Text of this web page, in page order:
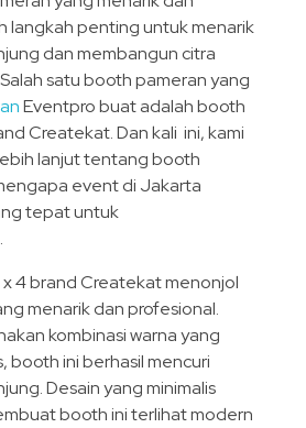
langkah penting untuk menarik
dan membangun citra
satu booth pameran yang
Eventpro buat adalah booth
Createkat. Dan kali ini, kami
lanjut tentang booth
event di Jakarta
tepat untuk
4 brand Createkat menonjol
menarik dan profesional.
kombinasi warna yang
booth ini berhasil mencuri
Desain yang minimalis
booth ini terlihat modern